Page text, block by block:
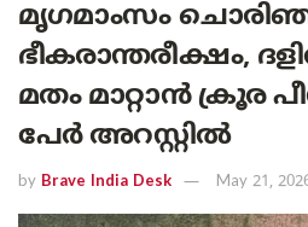
മൃഗമാംസം
ഭീകരാന്തരീക്ഷം,
മതം മാറ്റാൻ ക്രൂര
പേർ അറസ്റ്റിൽ
by Brave India Desk May 21,